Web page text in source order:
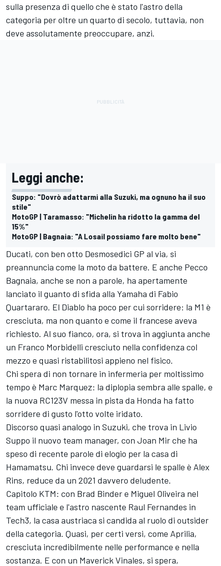
sulla presenza di quello che è stato l'astro della
categoria per oltre un quarto di secolo, tuttavia, non
deve assolutamente preoccupare, anzi.
Leggi anche:
Suppo: "Dovrò adattarmi alla Suzuki, ma ognuno ha il suo
stile"
MotoGP | Taramasso: "Michelin ha ridotto la gamma del
15%"
MotoGP | Bagnaia: "A Losail possiamo fare molto bene"
Ducati, con ben otto Desmosedici GP al via, si
preannuncia come la moto da battere. E anche Pecco
Bagnaia, anche se non a parole, ha apertamente
lanciato il guanto di sfida alla Yamaha di Fabio
Quartararo. El Diablo ha poco per cui sorridere: la M1 è
cresciuta, ma non quanto e come il francese aveva
richiesto. Al suo fianco, ora, si trova in aggiunta anche
un Franco Morbidelli cresciuto nella confidenza col
mezzo e quasi ristabilitosi appieno nel fisico.
Chi spera di non tornare in infermeria per moltissimo
tempo è Marc Marquez: la diplopia sembra alle spalle, e
la nuova RC123V messa in pista da Honda ha fatto
sorridere di gusto l'otto volte iridato.
Discorso quasi analogo in Suzuki, che trova in Livio
Suppo il nuovo team manager, con Joan Mirche ha
speso di recente parole di elogio per la casa di
Hamamatsu. Chi invece deve guardarsi le spalle è Alex
Rins, reduce da un 2021 davvero deludente.
Capitolo KTM: con Brad Bindere Miguel Oliveira nel
team ufficiale e l'astro nascente Raul Fernandes in
Tech3, la casa austriaca si candida al ruolo di outsider
della categoria. Quasi, per certi versi, come Aprilia,
cresciuta incredibilmente nelle performance e nella
sostanza. E con un Maverick Vinales, si spera,